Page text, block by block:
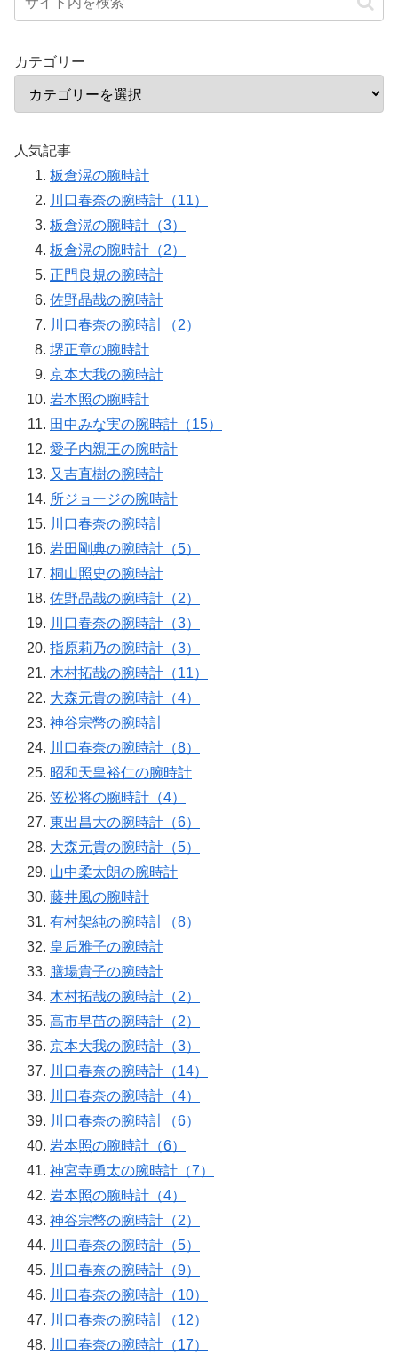
カテゴリー
人気記事
板倉滉の腕時計
川口春奈の腕時計（11）
板倉滉の腕時計（3）
板倉滉の腕時計（2）
正門良規の腕時計
佐野晶哉の腕時計
川口春奈の腕時計（2）
堺正章の腕時計
京本大我の腕時計
岩本照の腕時計
田中みな実の腕時計（15）
愛子内親王の腕時計
又吉直樹の腕時計
所ジョージの腕時計
川口春奈の腕時計
岩田剛典の腕時計（5）
桐山照史の腕時計
佐野晶哉の腕時計（2）
川口春奈の腕時計（3）
指原莉乃の腕時計（3）
木村拓哉の腕時計（11）
大森元貴の腕時計（4）
神谷宗幣の腕時計
川口春奈の腕時計（8）
昭和天皇裕仁の腕時計
笠松将の腕時計（4）
東出昌大の腕時計（6）
大森元貴の腕時計（5）
山中柔太朗の腕時計
藤井風の腕時計
有村架純の腕時計（8）
皇后雅子の腕時計
膳場貴子の腕時計
木村拓哉の腕時計（2）
高市早苗の腕時計（2）
京本大我の腕時計（3）
川口春奈の腕時計（14）
川口春奈の腕時計（4）
川口春奈の腕時計（6）
岩本照の腕時計（6）
神宮寺勇太の腕時計（7）
岩本照の腕時計（4）
神谷宗幣の腕時計（2）
川口春奈の腕時計（5）
川口春奈の腕時計（9）
川口春奈の腕時計（10）
川口春奈の腕時計（12）
川口春奈の腕時計（17）